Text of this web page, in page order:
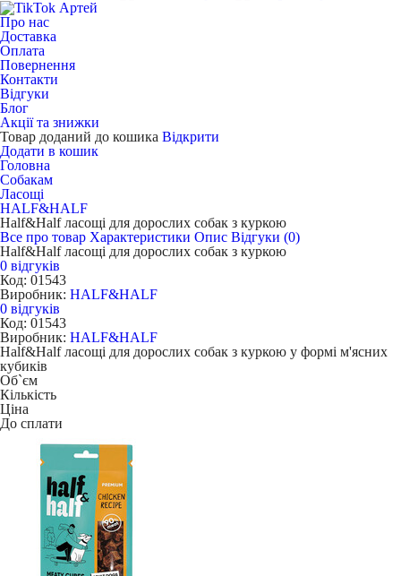
Про нас
Доставка
Оплата
Повернення
Контакти
Відгуки
Блог
Акції та знижки
Товар доданий до кошика Відкрити
Додати в кошик
Головна
Собакам
Ласощі
HALF&HALF
Half&Half ласощі для дорослих собак з куркою
Все про товар Характеристики Опис Відгуки (0)
Half&Half ласощі для дорослих собак з куркою
0 відгуків
Код: 01543
Виробник: HALF&HALF
0 відгуків
Код: 01543
Виробник: HALF&HALF
Half&Half ласощі для дорослих собак з куркою у формі м'ясних
кубиків
Об`єм
Кількість
Ціна
До сплати